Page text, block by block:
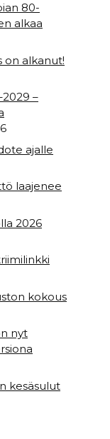
80-
alkaa
on alkanut!
–
ajalle
laajenee
2026
kokous
nyt
kesäsulut